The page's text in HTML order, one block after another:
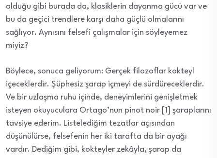
olduğu gibi burada da, klasiklerin dayanma gücü var ve
bu da geçici trendlere karşı daha güçlü olmalarını
sağlıyor. Aynısını felsefi çalışmalar için söyleyemez
miyiz?
Böylece, sonuca geliyorum: Gerçek filozoflar kokteyl
içeceklerdir. Şüphesiz şarap içmeyi de sürdüreceklerdir.
Ve bir uzlaşma ruhu içinde, deneyimlerini genişletmek
isteyen okuyuculara Ortago’nun pinot noir [1] şaraplarını
tavsiye ederim. Listelediğim tezatlar açısından
düşünülürse, felsefenin her iki tarafta da bir ayağı
vardır. Dediğim gibi, kokteyler zekâyla, şarap da